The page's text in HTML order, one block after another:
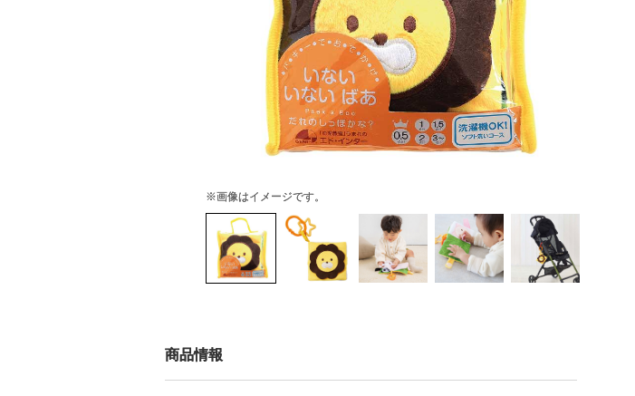
※画像はイメージです。
商品情報